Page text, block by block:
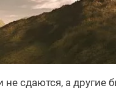
не сдаются, а другие